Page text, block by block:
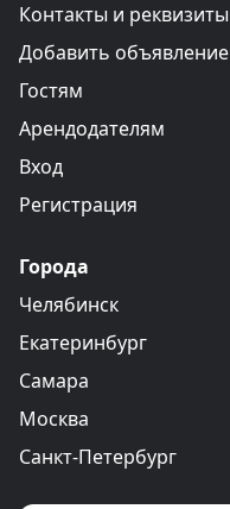
Контакты и реквизиты
Добавить объявление
Гостям
Арендодателям
Вход
Регистрация
Города
Челябинск
Екатеринбург
Самара
Москва
Санкт-Петербург